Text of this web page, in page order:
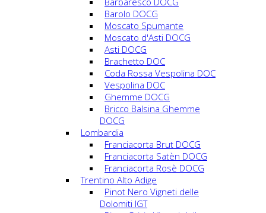
Barolo DOCG
Moscato Spumante
Moscato d'Asti DOCG
Asti DOCG
Brachetto DOC
Coda Rossa Vespolina DOC
Vespolina DOC
Ghemme DOCG
Bricco Balsina Ghemme
DOCG
Lombardia
Franciacorta Brut DOCG
Franciacorta Satèn DOCG
Franciacorta Rosè DOCG
Trentino Alto Adige
Pinot Nero Vigneti delle
Dolomiti IGT